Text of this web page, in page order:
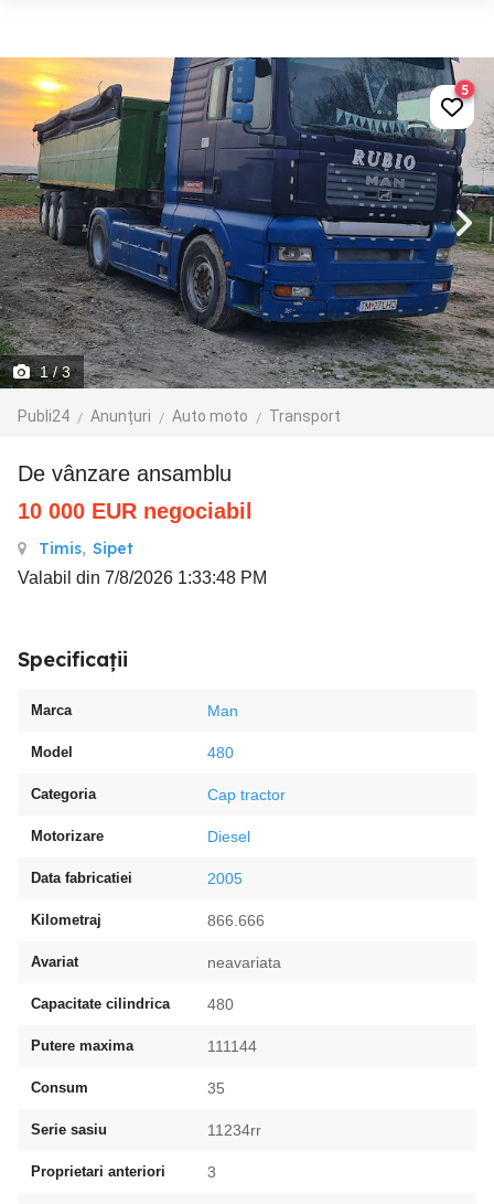
1/ 3
Publi24 Anunțuri Auto moto Transport
5
De vânzare ansamblu
10 000 EUR negociabil
Timis, Sipet
Valabil din 7/8/2026 1:33:48 PM
Specificații
Marca Man
Model 480
Categoria Cap tractor
Motorizare Diesel
Data fabricatiei 2005
Kilometraj 866.666
Avariat neavariata
Capacitate cilindrica 480
Putere maxima 111144
Consum 35
Serie sasiu 11234rr
Proprietari anteriori 3